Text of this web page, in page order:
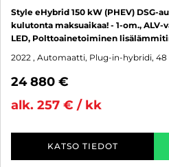
Style eHybrid 150 kW (PHEV) DSG-
kulutonta maksuaikaa! - 1-om., ALV-
LED, Polttoainetoiminen
2022 , Automaatti, Plug-in-hybridi, 48
24 880 €
alk. 257 € / kk
KATSO TIEDOT